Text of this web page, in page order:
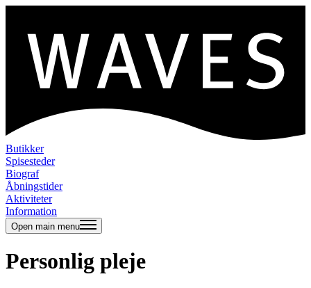
Butikker
Spisesteder
Biograf
Åbningstider
Aktiviteter
Information
Open main menu
Personlig pleje